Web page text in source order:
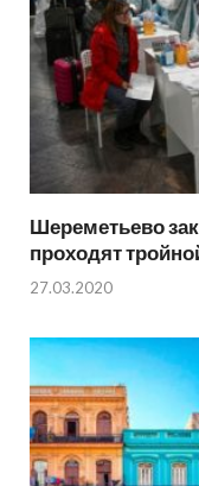
Шереметьево
проходят
27.03.2020